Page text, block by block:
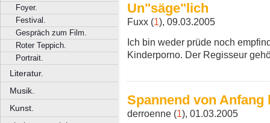
Foyer.
Festival.
Gespräch zum Film.
Roter Teppich.
Portrait.
Literatur.
Musik.
Kunst.
Un"säge"lich
Fuxx (1), 09.03.2005
Ich bin weder prüde noch
Kinderporno. Der Regisseur
Spannend von Anfang
derroenne (1), 01.03.2005